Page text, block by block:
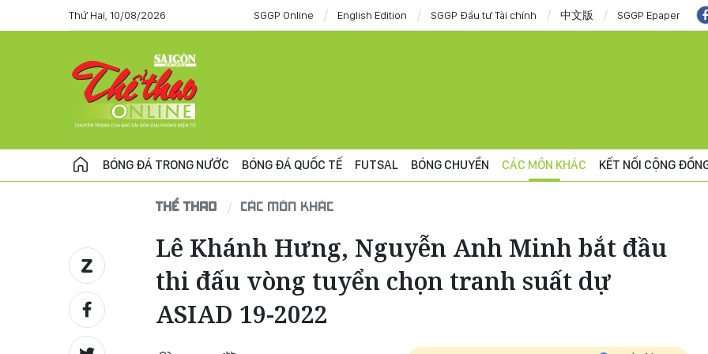
Thứ Hai, 10/08/2026 SGGP Online English Edition SGGP Đầu tư Tài chính 中文版 SGGP Epaper
BÓNG ĐÁ TRONG NƯỚC BÓNG ĐÁ QUỐC TẾ FUTSAL BÓNG CHUYỀN CÁC MÔN KHÁC KẾT NỐI CỘNG
THỂ THAO CÁC MÔN KHÁC
Lê Khánh Hưng, Nguyễn Anh Minh bắt đầu
thi đấu vòng tuyển chọn tranh suất dự
ASIAD 19-2022